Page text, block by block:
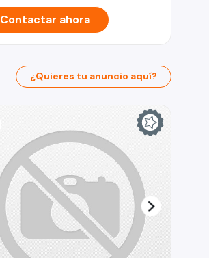
Contactar ahora
¿Quieres tu anuncio aquí?